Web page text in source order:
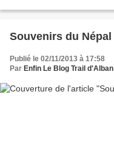
Souvenirs du Népal
Publié le 02/11/2013 à 17:58
Par Enfin Le Blog Trail d'Alban